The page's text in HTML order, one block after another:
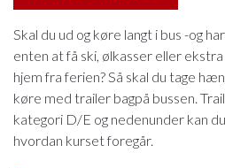
Skal du ud og køre langt i bus -og
enten at få ski, ølkasser eller
hjem fra ferien? Så skal du tage
køre med trailer bagpå bussen.
kategori D/E og nedenunder kan
hvordan kurset foregår.